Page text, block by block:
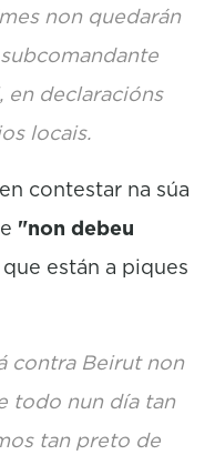
non quedarán
en declaracións
locais.
contestar na súa
"non debeu
están a piques
contra Beirut non
todo nun día tan
tan preto de